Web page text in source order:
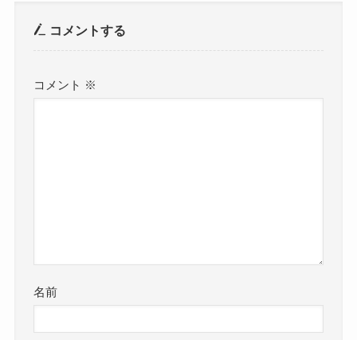
コメントする
コメント ※
名前